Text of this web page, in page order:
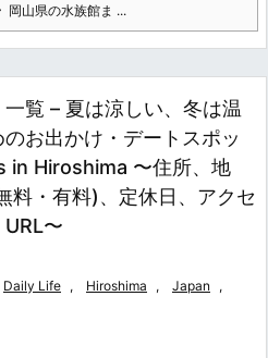
岡山県の水族館ま ...
覧 – 夏は涼しい、冬は温
お出かけ・デートスポッ
in Hiroshima 〜住所、地
料・有料)、定休日、アクセ
〜
Daily Life , Hiroshima , Japan ,